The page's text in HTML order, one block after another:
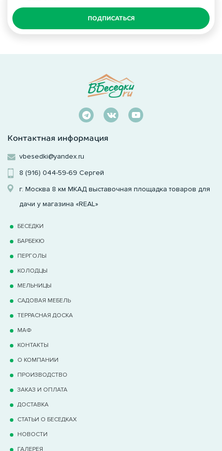
ПОДПИСАТЬСЯ
Контактная информация
vbesedki@yandex.ru
8 (916) 044-59-69 Сергей
г. Москва 8 км МКАД выставочная площадка товаров для
дачи у магазина «REAL»
БЕСЕДКИ
БАРБЕКЮ
ПЕРГОЛЫ
КОЛОДЦЫ
МЕЛЬНИЦЫ
САДОВАЯ МЕБЕЛЬ
ТЕРРАCНАЯ ДОСКА
МАФ
КОНТАКТЫ
О КОМПАНИИ
ПРОИЗВОДСТВО
ЗАКАЗ И ОПЛАТА
ДОСТАВКА
СТАТЬИ О БЕСЕДКАХ
НОВОСТИ
ГАЛЕРЕЯ